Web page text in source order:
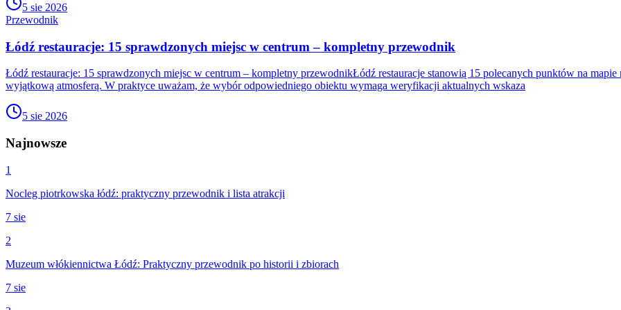
5 sie 2026
Przewodnik
Łódź restauracje: 15 sprawdzonych miejsc w centrum – kompletny przewodnik
Łódź restauracje: 15 sprawdzonych miejsc w centrum – kompletny przewodnikŁódź restauracje stanowią 15 polecanych punktów na
wyjątkową atmosferą. W praktyce uważam, że wybór odpowiedniego obiektu wymaga weryfikacji aktualnych wskaza
5 sie 2026
Najnowsze
1
Nocleg piotrkowska łódź: praktyczny przewodnik i lista atrakcji
7 sie
2
Muzeum włókiennictwa Łódź: Praktyczny przewodnik po historii i zbiorach
7 sie